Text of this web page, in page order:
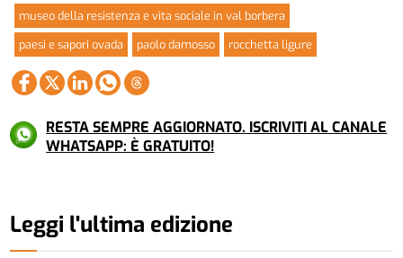
museo della resistenza e vita sociale in val borbera
paesi e sapori ovada
paolo damosso rocchetta ligure
RESTA SEMPRE AGGIORNATO. ISCRIVITI AL CANALE
WHATSAPP: È GRATUITO!
Leggi l'ultima edizione